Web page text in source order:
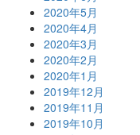
2020年5月
2020年4月
2020年3月
2020年2月
2020年1月
2019年12月
2019年11月
2019年10月